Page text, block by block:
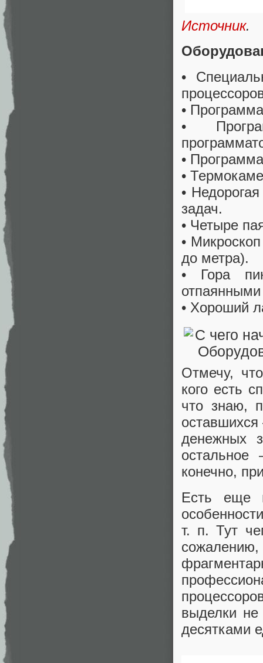
Источник.
•
•
•
•
•
•
задач.
• Четыре
•
до метра).
• Гора
• Хороший
Отмечу,
кого есть
что знаю,
денежных
конечно,
Есть еще
т. п. Тут
сожалению,
выделки не
десятками